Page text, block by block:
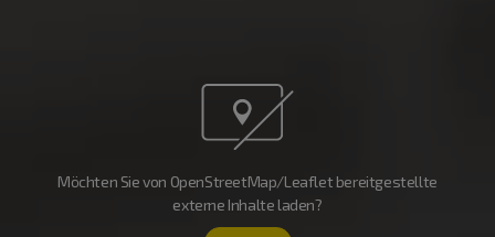
Möchten Sie von OpenStreetMap/Leaflet bereitgestellte
externe Inhalte laden?